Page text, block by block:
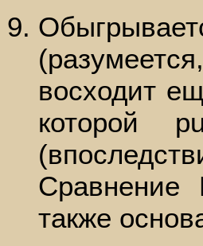
восходит
которой
Сравнение
также